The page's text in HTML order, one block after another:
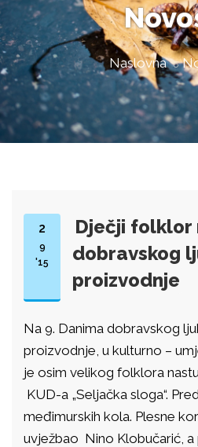
Naslovna
2
9
'15
Dječji folklor
dobravskog
proizvodnje
Na 9. Danima dobravskog
proizvodnje, u kulturno –
je osim velikog folklora
KUD-a „Seljačka sloga“.
međimurskih kola. Plesne
uvježbao Nino Klobučarić,